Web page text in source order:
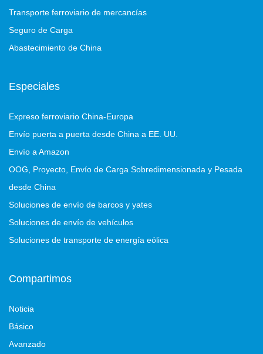
Transporte ferroviario de mercancías
Seguro de Carga
Abastecimiento de China
Especiales
Expreso ferroviario China-Europa
Envío puerta a puerta desde China a EE. UU.
Envío a Amazon
OOG, Proyecto, Envío de Carga Sobredimensionada y Pesada
desde China
Soluciones de envío de barcos y yates
Soluciones de envío de vehículos
Soluciones de transporte de energía eólica
Compartimos
Noticia
Básico
Avanzado